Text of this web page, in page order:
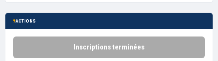
ACTIONS
Inscriptions terminées